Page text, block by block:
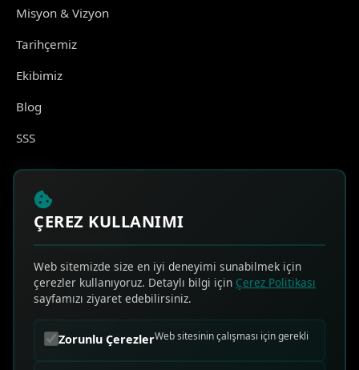
Misyon & Vizyon
Tarihçemiz
Ekibimiz
Blog
SSS
İletişim
HIZLI ERİŞİM
Online Teklif Al
Sık Sorulan Sorular
ÇEREZ KULLANIMI
Web sitemizde size en iyi deneyimi sunabilmek için
çerezler kullanıyoruz. Detaylı bilgi için Çerez Politikası
sayfamızı ziyaret edebilirsiniz.
Zorunlu ÇerezlerWeb sitesinin çalışması için gerekli